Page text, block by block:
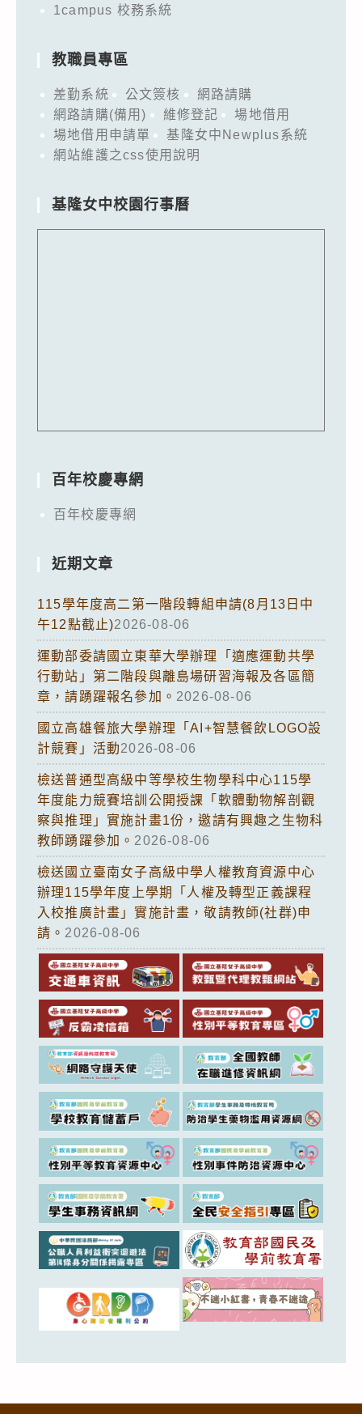
1campus 校務系統
教職員專區
差勤系統 公文簽核
網路請購
網路請購(備用)
維修登記
場地借用
場地借用申請單
基隆女中Newplus系統
網站維護之css使用說明
基隆女中校園行事曆
百年校慶專網
百年校慶專網
近期文章
115學年度高二第一階段轉組申請(8月13日中
午12點截止)2026-08-06
運動部委請國立東華大學辦理「適應運動共學
行動站」第二階段與離島場研習海報及各區簡
章，請踴躍報名參加。 2026-08-06
國立高雄餐旅大學辦理「AI+智慧餐飲LOGO設
計競賽」活動2026-08-06
檢送普通型高級中等學校生物學科中心115學
年度能力競賽培訓公開授課「軟體動物解剖觀
察與推理」實施計畫1份，邀請有興趣之生物科
教師踴躍參加。 2026-08-06
檢送國立臺南女子高級中學人權教育資源中心
辦理115學年度上學期「人權及轉型正義課程
入校推廣計畫」實施計畫，敬請教師(社群)申
請。 2026-08-06